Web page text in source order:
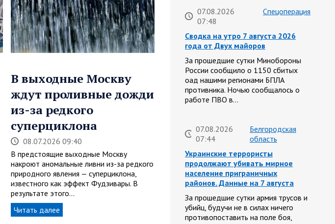
В выходные Москву
ждут проливные дожди
из-за редкого
суперциклона
08.07.2026 09:40
В предстоящие выходные Москву
накроют аномальные ливни из-за редкого
природного явления — суперциклона,
известного как эффект Фудзивары. В
результате этого…
Читать далее
07.08.2026
07:48
Спецоперация
Сводка на утро 7 августа 2026
года от Двух майоров
За прошедшие сутки Минобороны
России сообщило о 1150 сбитых
оад нашими регионами БПЛА
противника. Ночью сообщалось о
работе ПВО в…
07.08.2026
07:44
Белгородская
область
Украинские террористы
продолжают убивать мирное
население приграничных
районов. Данные на 7 августа
За прошедшие сутки армия трусов и
убийц, будучи не в силах ничего
противопоставить на поле боя,